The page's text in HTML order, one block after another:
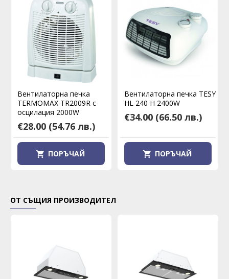
Вентилаторна печка
TERMOMAX TR2009R с
осцилация 2000W
€28.00 (54.76 лв.)
ПОРЪЧАЙ
Вентилаторна печка TESY
HL 240 H 2400W
€34.00 (66.50 лв.)
ПОРЪЧАЙ
ОТ СЪЩИЯ ПРОИЗВОДИТЕЛ